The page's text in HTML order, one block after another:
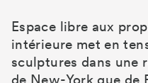
Espace libre aux
intérieure met en
sculptures dans une